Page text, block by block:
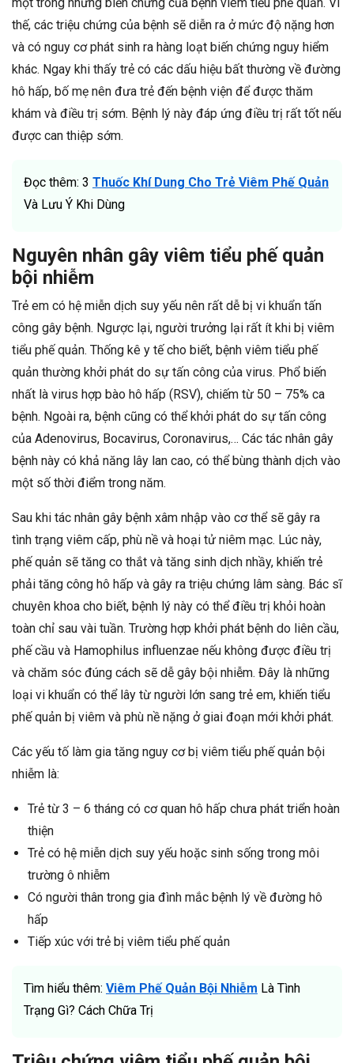
thế, các triệu chứng của bệnh sẽ diễn ra ở mức độ nặng hơn
và có nguy cơ phát sinh ra hàng loạt biến chứng nguy hiểm
khác. Ngay khi thấy trẻ có các dấu hiệu bất thường về đường
hô hấp, bố mẹ nên đưa trẻ đến bệnh viện để được thăm
khám và điều trị sớm. Bệnh lý này đáp ứng điều trị rất tốt nếu
được can thiệp sớm.
Đọc thêm: 3 Thuốc Khí Dung Cho Trẻ Viêm Phế Quản
Và Lưu Ý Khi Dùng
Nguyên nhân gây viêm tiểu phế quản
bội nhiễm
Trẻ em có hệ miễn dịch suy yếu nên rất dễ bị vi khuẩn tấn
công gây bệnh. Ngược lại, người trưởng lại rất ít khi bị viêm
tiểu phế quản. Thống kê y tế cho biết, bệnh viêm tiểu phế
quản thường khởi phát do sự tấn công của virus. Phổ biến
nhất là virus hợp bào hô hấp (RSV), chiếm từ 50 – 75% ca
bệnh. Ngoài ra, bệnh cũng có thể khởi phát do sự tấn công
của Adenovirus, Bocavirus, Coronavirus,… Các tác nhân gây
bệnh này có khả năng lây lan cao, có thể bùng thành dịch vào
một số thời điểm trong năm.
Sau khi tác nhân gây bệnh xâm nhập vào cơ thể sẽ gây ra
tình trạng viêm cấp, phù nề và hoại tử niêm mạc. Lúc này,
phế quản sẽ tăng co thắt và tăng sinh dịch nhầy, khiến trẻ
phải tăng công hô hấp và gây ra triệu chứng lâm sàng. Bác sĩ
chuyên khoa cho biết, bệnh lý này có thể điều trị khỏi hoàn
toàn chỉ sau vài tuần. Trường hợp khởi phát bệnh do liên cầu,
phế cầu và Hamophilus influenzae nếu không được điều trị
và chăm sóc đúng cách sẽ dễ gây bội nhiễm. Đây là những
loại vi khuẩn có thể lây từ người lớn sang trẻ em, khiến tiểu
phế quản bị viêm và phù nề nặng ở giai đoạn mới khởi phát.
Các yếu tố làm gia tăng nguy cơ bị viêm tiểu phế quản bội
nhiễm là:
Trẻ từ 3 – 6 tháng có cơ quan hô hấp chưa phát triển hoàn
thiện
Trẻ có hệ miễn dịch suy yếu hoặc sinh sống trong môi
trường ô nhiễm
Có người thân trong gia đình mắc bệnh lý về đường hô
hấp
Tiếp xúc với trẻ bị viêm tiểu phế quản
Tìm hiểu thêm: Viêm Phế Quản Bội Nhiễm Là Tình
Trạng Gì? Cách Chữa Trị